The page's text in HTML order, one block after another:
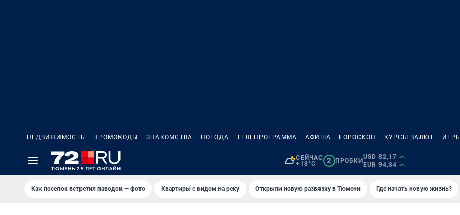
НЕДВИЖИМОСТЬ ПРОМОКОДЫ ЗНАКОМСТВА ПОГОДА ТЕЛЕПРОГРАММА АФИША ГОРОСКОП КУРСЫ ВАЛЮТ ИГРЫ
СЕЙЧАС
+18°C
2 ПРОБКИ
USD 82,17
EUR 94,84
Как поселок встретил паводок — фото Квартиры с видом на реку Открыли новую развязку в Тюмени Где начать новую жизнь?